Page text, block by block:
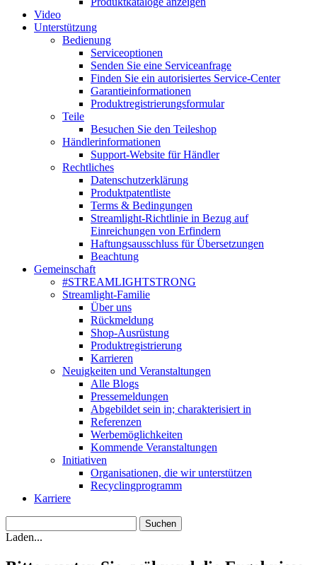
Video
Unterstützung
Bedienung
Serviceoptionen
Senden Sie eine Serviceanfrage
Finden Sie ein autorisiertes Service-Center
Garantieinformationen
Produktregistrierungsformular
Teile
Besuchen Sie den Teileshop
Händlerinformationen
Support-Website für Händler
Rechtliches
Datenschutzerklärung
Produktpatentliste
Terms & Bedingungen
Streamlight-Richtlinie in Bezug auf
Einreichungen von Erfindern
Haftungsausschluss für Übersetzungen
Beachtung
Gemeinschaft
#STREAMLIGHTSTRONG
Streamlight-Familie
Über uns
Rückmeldung
Shop-Ausrüstung
Produktregistrierung
Karrieren
Neuigkeiten und Veranstaltungen
Alle Blogs
Pressemeldungen
Abgebildet sein in; charakterisiert in
Referenzen
Werbemöglichkeiten
Kommende Veranstaltungen
Initiativen
Organisationen, die wir unterstützen
Recyclingprogramm
Karriere
Laden...